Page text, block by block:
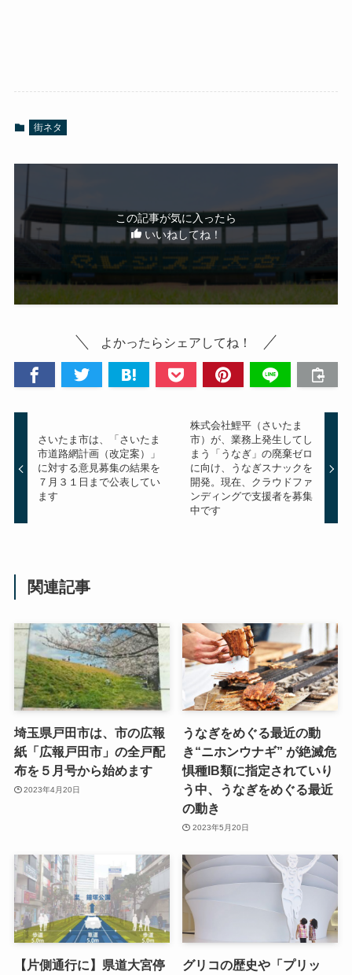
街ネタ
この記事が気に入ったら
いいねしてね！
よかったらシェアしてね！
さいたま市は、「さいたま
市道路網計画（改定案）」
に対する意見募集の結果を
７月３１日まで公表してい
ます
株式会社鯉平（さいたま
市）が、業務上発生してし
まう「うなぎ」の廃棄ゼロ
に向け、うなぎスナックを
開発。現在、クラウドファ
ンディングで支援者を募集
中です
関連記事
埼玉県戸田市は、市の広報
紙「広報戸田市」の全戸配
布を５月号から始めます
2023年4月20日
うなぎをめぐる最近の動
き“ニホンウナギ” が絶滅危
惧種IB類に指定されていり
う中、うなぎをめぐる最近
の動き
2023年5月20日
【片側通行に】県道大宮停
グリコの歴史や「プリッ